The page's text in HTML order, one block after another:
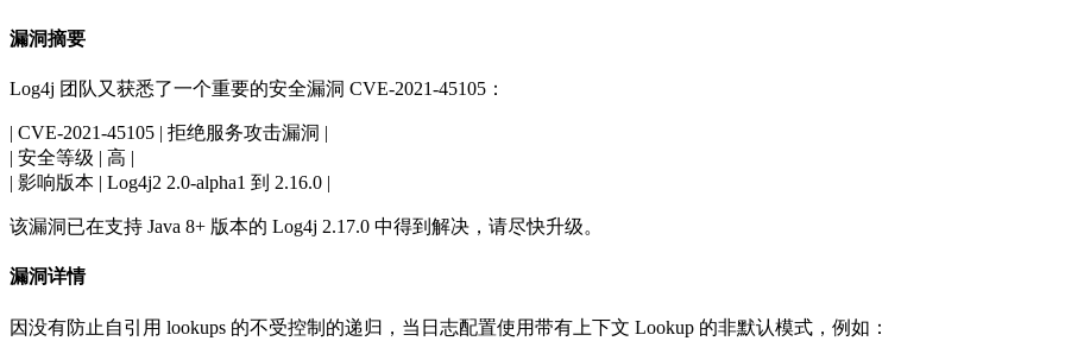
漏洞摘要
Log4j 团队又获悉了一个重要的安全漏洞 CVE-2021-45105：
| CVE-2021-45105 | 拒绝服务攻击漏洞 |
| 安全等级 | 高 |
| 影响版本 | Log4j2 2.0-alpha1 到 2.16.0 |
该漏洞已在支持 Java 8+ 版本的 Log4j 2.17.0 中得到解决，请尽快升级。
漏洞详情
因没有防止自引用 lookups 的不受控制的递归，当日志配置使用带有上下文 Lookup 的非默认模式，例如：